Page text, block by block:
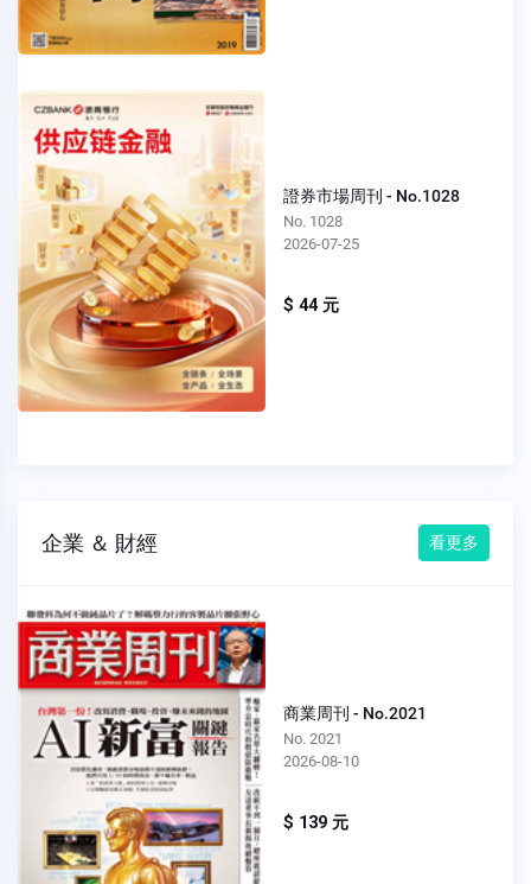
證券市場周刊 - No.1028
No. 1028
2026-07-25
$ 44 元
企業 ＆ 財經 看更多
商業周刊 - No.2021
No. 2021
2026-08-10
$ 139 元